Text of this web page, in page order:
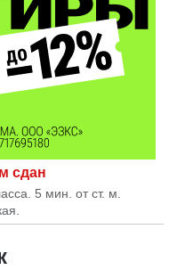
сдан
5 мин. от ст. м.